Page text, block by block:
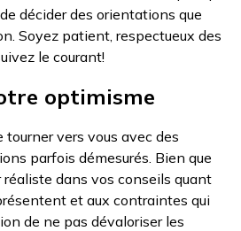
décider des orientations que
Soyez patient, respectueux des
le courant!
optimisme
vers vous avec des
parfois démesurés. Bien que
réaliste dans vos conseils quant
et aux contraintes qui
de ne pas dévaloriser les